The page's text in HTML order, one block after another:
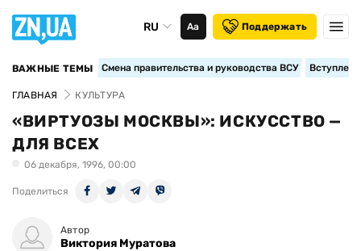
RU Аа Поддержать
ВАЖНЫЕ ТЕМЫ Смена правительства и руководства ВСУ
ГЛАВНАЯ КУЛЬТУРА
«ВИРТУОЗЫ МОСКВЫ»: ИСКУССТВО —
ДЛЯ ВСЕХ
06 декабря, 1996, 00:00
Поделиться
Автор
Виктория Муратова